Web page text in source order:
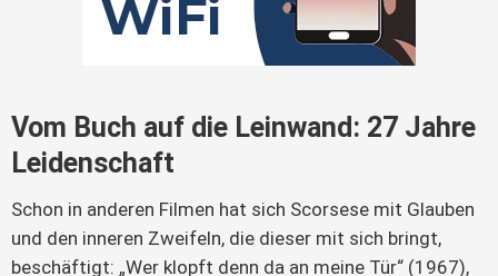
Vom Buch auf die Leinwand: 27 Jahre
Leidenschaft
Schon in anderen Filmen hat sich Scorsese mit Glauben
und den inneren Zweifeln, die dieser mit sich bringt,
beschäftigt: „Wer klopft denn da an meine Tür“ (1967),